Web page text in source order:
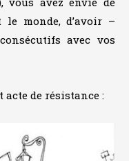
monde, d’avoir –
avec vos
de résistance :